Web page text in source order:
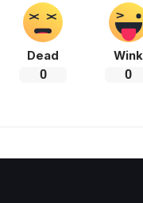
Dead
0
Wink
0